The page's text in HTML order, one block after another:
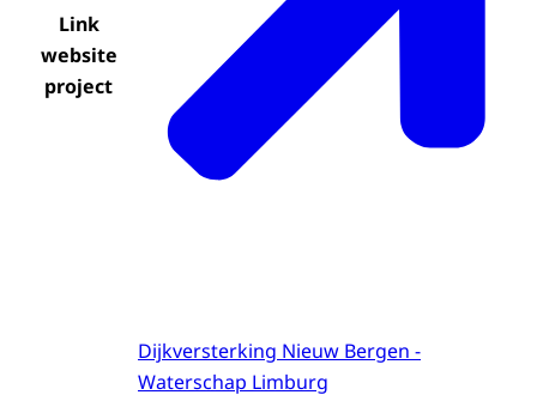
Link
website
project
Dijkversterking Nieuw Bergen -
Waterschap Limburg